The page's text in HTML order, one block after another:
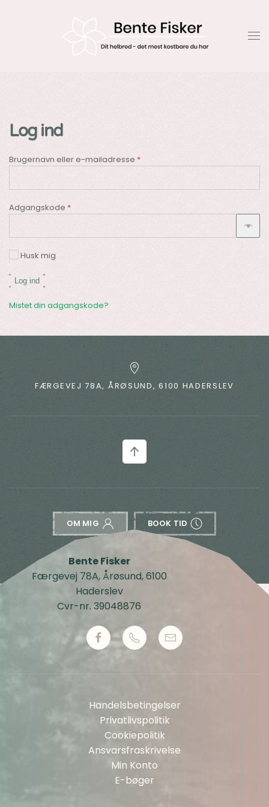
Log ind
Brugernavn eller e-mailadresse *Påkrævet
Adgangskode *Påkrævet
Husk mig
Log ind
Mistet din adgangskode?
FÆRGEVEJ 78A, ÅRØSUND, 6100 HADERSLEV
OM MIG BOOK TID
Bente Fisker
Færgevej 78A, Årøsund, 6100
Haderslev
Cvr-nr. 39048876
Handelsbetingelser
Privatlivspolitik
Cookiepolitik
Ansvarsfraskrivelse
Min Konto
E-bøger